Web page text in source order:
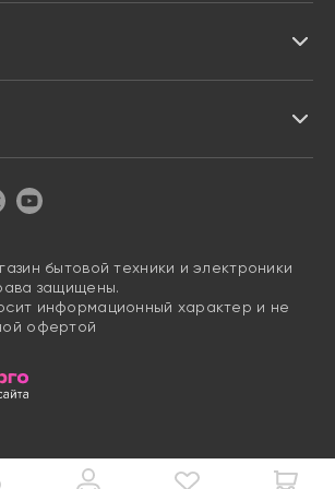
персональных данных
бытовой техники и электроники
защищены.
информационный характер и не
офертой